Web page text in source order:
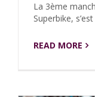
La 3ème
Superbike, s’est
READ MORE